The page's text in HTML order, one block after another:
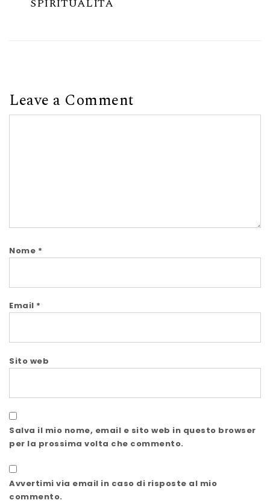
SPIRITUALITÀ
Leave a Comment
Nome *
Email *
Sito web
Salva il mio nome, email e sito web in questo browser
per la prossima volta che commento.
Avvertimi via email in caso di risposte al mio
commento.